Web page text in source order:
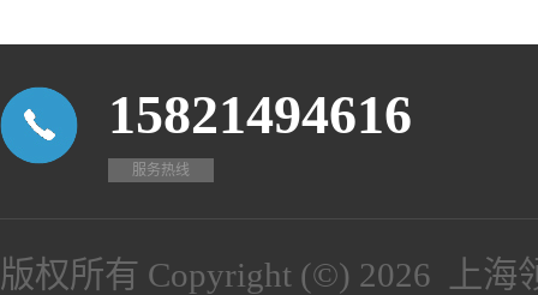
15821494616
服务热线
版权所有 Copyright (©) 2026
上